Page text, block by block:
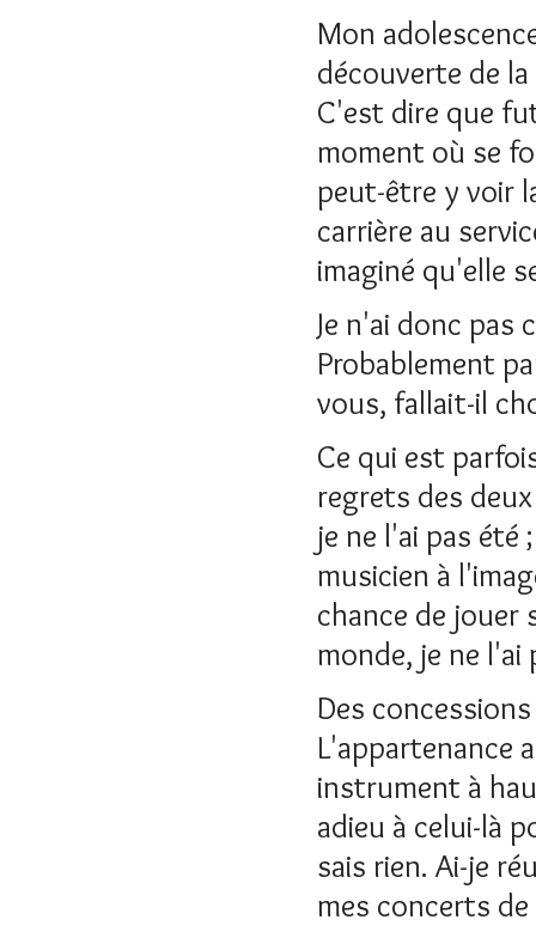
Mon
découverte de
C'est dire que
moment où se
peut-être y voir
carrière au
imaginé qu'elle
Je n'ai donc pas
Probablement
vous, fallait-il
Ce qui est
regrets des
je ne l'ai pas été
musicien à
chance de jouer
monde, je ne l'ai
Des
L'appartenance
instrument à
adieu à celui-là
sais rien. Ai-je
mes concerts de